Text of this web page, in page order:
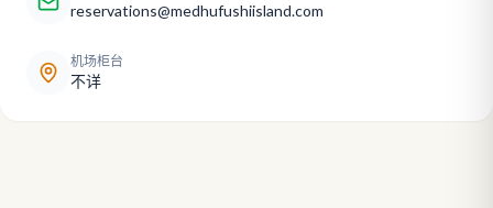
reservations@medhufushiisland.com
机场柜台
不详